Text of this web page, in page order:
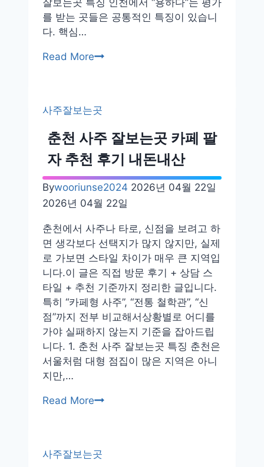
돈
철
추
천
잘보는곳 특징 인천에서 “용하다”는 평가
를 받는 곳들은 공통적인 특징이 있습니
다. 핵심…
Read More인
역
사
주
잘
보
는
곳
동
구
구
월
동
철
학
관
추
천
사주잘보는곳
춘천 사주 잘보는곳 카페 팔
자 추천 후기 내돈내산
Bywooriunse2024 2026년 04월 22일
2026년 04월 22일
춘천에서 사주나 타로, 신점을 보려고 하
면 생각보다 선택지가 많지 않지만, 실제
로 가보면 스타일 차이가 매우 큰 지역입
니다.이 글은 직접 방문 후기 + 상담 스
타일 + 추천 기준까지 정리한 글입니다.
특히 “카페형 사주”, “전통 철학관”, “신
점”까지 전부 비교해서상황별로 어디를
가야 실패하지 않는지 기준을 잡아드립
니다. 1. 춘천 사주 잘보는곳 특징 춘천은
서울처럼 대형 점집이 많은 지역은 아니
지만,…
Read More춘
잘
사주잘보는곳